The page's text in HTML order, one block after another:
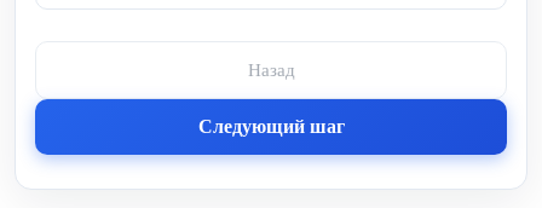
Назад
Следующий шаг